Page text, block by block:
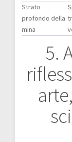
Strato
profondo della
mina
5.